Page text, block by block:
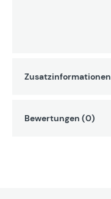
Zusatzinformationen
Bewertungen (0)